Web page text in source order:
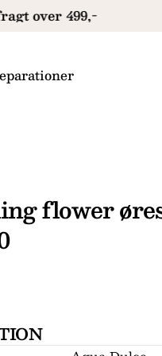
over 499,-
flower